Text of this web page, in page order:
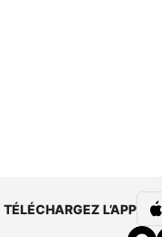
TÉLÉCHARGEZ L’APP